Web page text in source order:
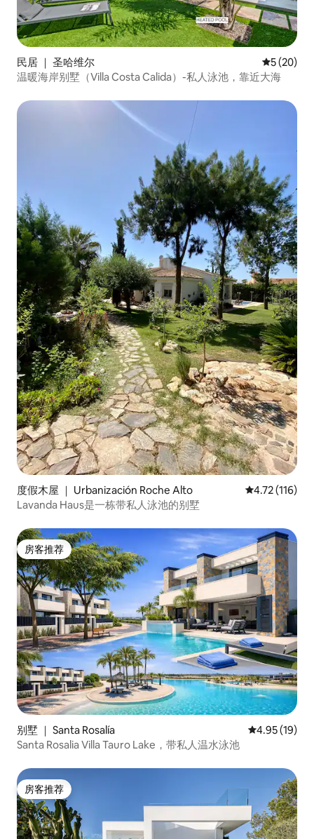
民居 ｜ 圣哈维尔 平均评分
5 (20)
温暖海岸别墅（Villa Costa Calida）-私人泳池，靠近大海
度假木屋 ｜ Urbanización Roche Alto 平均评分 4.72
4.72 (116)
Lavanda Haus是一栋带私人泳池的别墅
房客推荐
房客推荐
别墅 ｜ Santa Rosalía 平均评分
4.95 (19)
Santa Rosalia Villa Tauro Lake，带私人温水泳池
房客推荐
房客推荐